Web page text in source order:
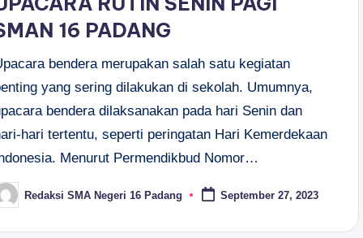
16 PADANG
bendera merupakan salah satu kegiatan
yang sering dilakukan di sekolah. Umumnya,
bendera dilaksanakan pada hari Senin dan
hari tertentu, seperti peringatan Hari Kemerdekaan
Menurut Permendikbud Nomor…
Redaksi SMA Negeri 16 Padang September 27, 2023